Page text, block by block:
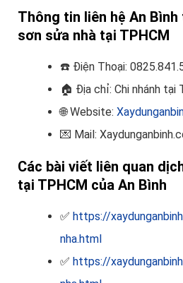
Thông tin liên hệ An
sơn sửa nhà tại TPHCM
☎️ Điện Thoại:
🏠 Địa chỉ: Chi nhánh tại
🌐 Website:
💌 Mail:
Các bài viết liên quan
tại TPHCM của An Bình
✅ https://
nha.html
✅ https://